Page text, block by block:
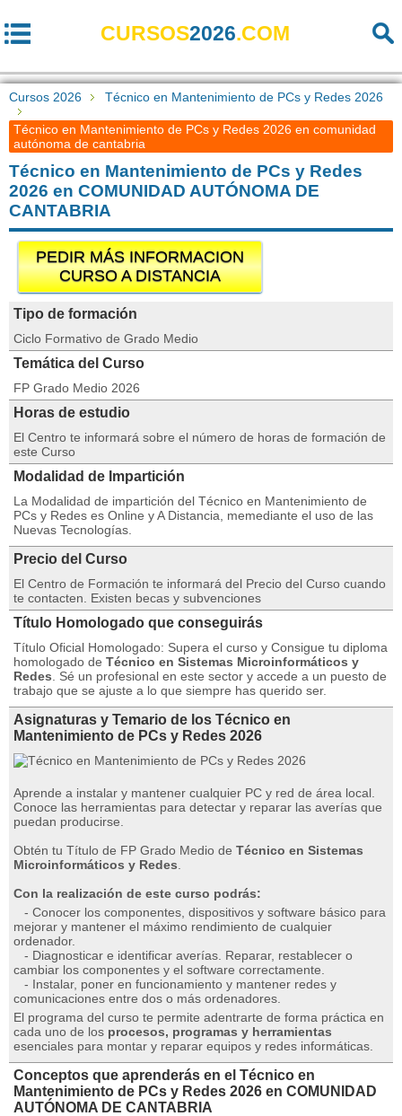
CURSOS2026.COM
Cursos 2026 Técnico en Mantenimiento de PCs y Redes 2026
Técnico en Mantenimiento de PCs y Redes 2026 en comunidad
autónoma de cantabria
Técnico en Mantenimiento de PCs y Redes
2026 en COMUNIDAD AUTÓNOMA DE
CANTABRIA
PEDIR MÁS INFORMACION
CURSO A DISTANCIA
Tipo de formación
Ciclo Formativo de Grado Medio
Temática del Curso
FP Grado Medio 2026
Horas de estudio
El Centro te informará sobre el número de horas de formación de
este Curso
Modalidad de Impartición
La Modalidad de impartición del Técnico en Mantenimiento de
PCs y Redes es Online y A Distancia, memediante el uso de las
Nuevas Tecnologías.
Precio del Curso
El Centro de Formación te informará del Precio del Curso cuando
te contacten. Existen becas y subvenciones
Título Homologado que conseguirás
Título Oficial Homologado: Supera el curso y Consigue tu diploma
homologado de Técnico en Sistemas Microinformáticos y
Redes . Sé un profesional en este sector y accede a un puesto de
trabajo que se ajuste a lo que siempre has querido ser.
Asignaturas y Temario de los Técnico en
Mantenimiento de PCs y Redes 2026
Aprende a instalar y mantener cualquier PC y red de área local.
Conoce las herramientas para detectar y reparar las averías que
puedan producirse.
Obtén tu Título de FP Grado Medio de Técnico en Sistemas
Microinformáticos y Redes
Con la realización de este curso podrás:
- Conocer los componentes, dispositivos y software básico para
mejorar y mantener el máximo rendimiento de cualquier
ordenador.
- Diagnosticar e identificar averías. Reparar, restablecer o
cambiar los componentes y el software correctamente.
- Instalar, poner en funcionamiento y mantener redes y
comunicaciones entre dos o más ordenadores.
El programa del curso te permite adentrarte de forma práctica en
cada uno de los procesos, programas y herramientas
esenciales para montar y reparar equipos y redes informáticas.
Conceptos que aprenderás en el Técnico en
Mantenimiento de PCs y Redes 2026 en COMUNIDAD
AUTÓNOMA DE CANTABRIA